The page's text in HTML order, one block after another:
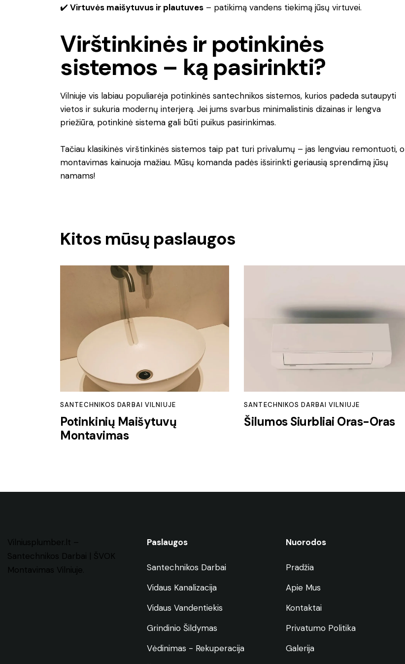
✔️ Virtuvės maišytuvus ir plautuves – patikimą vandens tiekimą jūsų virtuvei.
Virštinkinės ir potinkinės
sistemos – ką pasirinkti?
Vilniuje vis labiau populiarėja potinkinės santechnikos sistemos, kurios padeda sutaupyti
vietos ir sukuria modernų interjerą. Jei jums svarbus minimalistinis dizainas ir lengva
priežiūra, potinkinė sistema gali būti puikus pasirinkimas.
Tačiau klasikinės virštinkinės sistemos taip pat turi privalumų – jas lengviau remontuoti, o
montavimas kainuoja mažiau. Mūsų komanda padės išsirinkti geriausią sprendimą jūsų
namams!
Kitos mūsų paslaugos
Potinkinių Maišytuvų
Montavimas
SANTECHNIKOS DARBAI VILNIUJE
Šilumos Siurbliai Oras-Oras
SANTECHNIKOS DARBAI VILNIUJE
Vilniusplumber.lt –
Santechnikos Darbai | ŠVOK
Montavimas Vilniuje.
Paslaugos
Santechnikos Darbai
Vidaus Kanalizacija
Vidaus Vandentiekis
Grindinio Šildymas
Vėdinimas - Rekuperacija
Nuorodos
Pradžia
Apie Mus
Kontaktai
Privatumo Politika
Galerija